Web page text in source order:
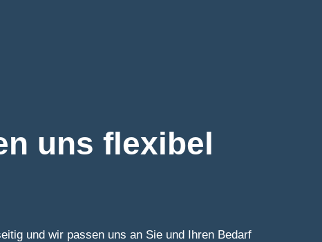
uns flexibel
und wir passen uns an Sie und Ihren Bedarf